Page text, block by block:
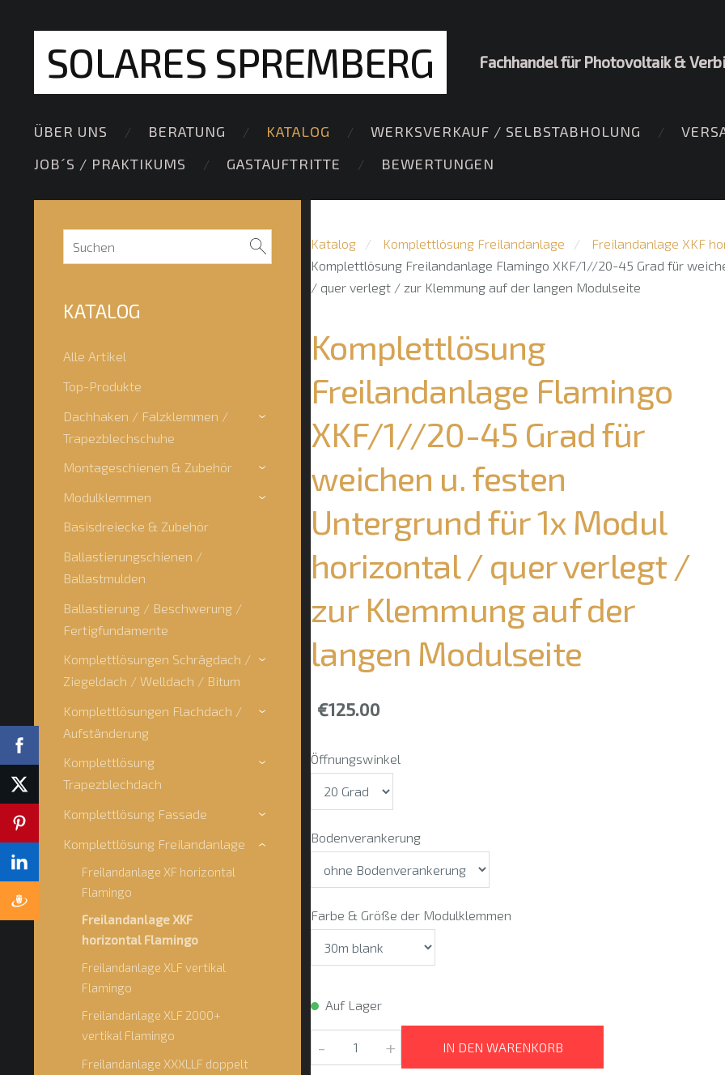
SOLARES SPREMBERG Fachhandel für Photovoltaik &
ÜBER UNS BERATUNG KATALOG WERKSVERKAUF / SELBSTABHOLUNG
JOB´S / PRAKTIKUMS
GASTAUFTRITTE BEWERTUNGEN
KATALOG
Alle Artikel
Top-Produkte
Dachhaken / Falzklemmen /
Trapezblechschuhe
›
Montageschienen & Zubehör ›
Modulklemmen ›
Basisdreiecke & Zubehör
Ballastierungschienen /
Ballastmulden
Ballastierung / Beschwerung /
Fertigfundamente
Komplettlösungen Schrägdach /
Ziegeldach / Welldach / Bitum
›
Komplettlösungen Flachdach /
Aufständerung
›
Komplettlösung
Trapezblechdach
›
Komplettlösung Fassade ›
Komplettlösung Freilandanlage
Freilandanlage XF horizontal
Flamingo
Freilandanlage XKF
horizontal Flamingo
Freilandanlage XLF vertikal
Flamingo
Freilandanlage XLF 2000+
vertikal Flamingo
Freilandanlage XXXLLF doppelt
›
Katalog Komplettlösung Freilandanlage
Freilandanlage XKF
Komplettlösung Freilandanlage Flamingo XKF/1//20-45 Grad für
/ quer verlegt / zur Klemmung auf der langen Modulseite
Komplettlösung
Freilandanlage Flamingo
XKF/1//20-45 Grad für
weichen u. festen
Untergrund für 1x Modul
horizontal / quer verlegt /
zur Klemmung auf der
langen Modulseite
€125.00
Öffnungswinkel
Bodenverankerung
Farbe & Größe der Modulklemmen
Auf Lager
- + IN DEN WARENKORB